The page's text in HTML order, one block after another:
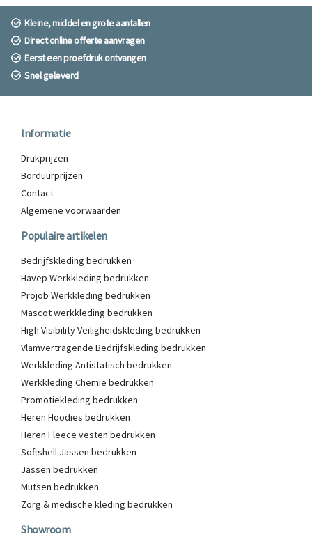
Kleine, middel en grote aantallen
Direct online offerte aanvragen
Eerst een proefdruk ontvangen
Snel geleverd
Informatie
Drukprijzen
Borduurprijzen
Contact
Algemene voorwaarden
Populaire artikelen
Bedrijfskleding bedrukken
Havep Werkkleding bedrukken
Projob Werkkleding bedrukken
Mascot werkkleding bedrukken
High Visibility Veiligheidskleding bedrukken
Vlamvertragende Bedrijfskleding bedrukken
Werkkleding Antistatisch bedrukken
Werkkleding Chemie bedrukken
Promotiekleding bedrukken
Heren Hoodies bedrukken
Heren Fleece vesten bedrukken
Softshell Jassen bedrukken
Jassen bedrukken
Mutsen bedrukken
Zorg & medische kleding bedrukken
Showroom